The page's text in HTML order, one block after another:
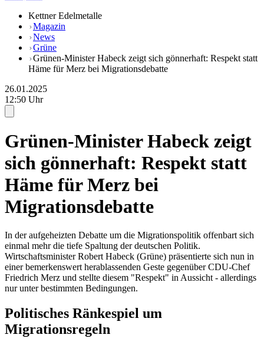
Kettner Edelmetalle
Magazin
News
Grüne
Grünen-Minister Habeck zeigt sich gönnerhaft: Respekt statt
Häme für Merz bei Migrationsdebatte
26.01.2025
12:50 Uhr
Grünen-Minister Habeck zeigt
sich gönnerhaft: Respekt statt
Häme für Merz bei
Migrationsdebatte
In der aufgeheizten Debatte um die Migrationspolitik offenbart sich
einmal mehr die tiefe Spaltung der deutschen Politik.
Wirtschaftsminister Robert Habeck (Grüne) präsentierte sich nun in
einer bemerkenswert herablassenden Geste gegenüber CDU-Chef
Friedrich Merz und stellte diesem "Respekt" in Aussicht - allerdings
nur unter bestimmten Bedingungen.
Politisches Ränkespiel um
Migrationsregeln